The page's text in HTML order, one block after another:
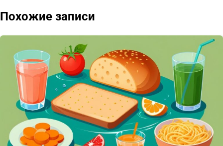
Похожие записи